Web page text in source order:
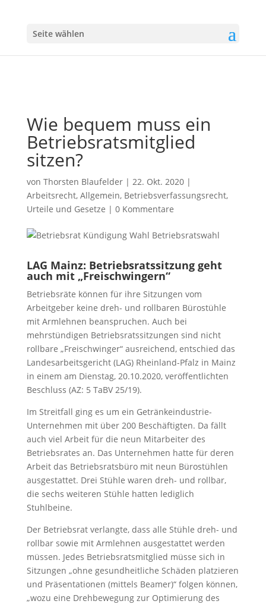
Seite wählen
Wie bequem muss ein
Betriebsratsmitglied
sitzen?
von Thorsten Blaufelder| 22. Okt. 2020|
Arbeitsrecht, Allgemein, Betriebsverfassungsrecht,
Urteile und Gesetze | 0 Kommentare
LAG Mainz: Betriebsratssitzung geht
auch mit „Freischwingern“
Betriebsräte können für ihre Sitzungen vom
Arbeitgeber keine dreh- und rollbaren Bürostühle
mit Armlehnen beanspruchen. Auch bei
mehrstündigen Betriebsratssitzungen sind nicht
rollbare „Freischwinger“ ausreichend, entschied das
Landesarbeitsgericht (LAG) Rheinland-Pfalz in Mainz
in einem am Dienstag, 20.10.2020, veröffentlichten
Beschluss (AZ: 5 TaBV 25/19).
Im Streitfall ging es um ein Getränkeindustrie-
Unternehmen mit über 200 Beschäftigten. Da fällt
auch viel Arbeit für die neun Mitarbeiter des
Betriebsrates an. Das Unternehmen hatte für deren
Arbeit das Betriebsratsbüro mit neun Bürostühlen
ausgestattet. Drei Stühle waren dreh- und rollbar,
die sechs weiteren Stühle hatten lediglich
Stuhlbeine.
Der Betriebsrat verlangte, dass alle Stühle dreh- und
rollbar sowie mit Armlehnen ausgestattet werden
müssen. Jedes Betriebsratsmitglied müsse sich in
Sitzungen „ohne gesundheitliche Schäden platzieren
und Präsentationen (mittels Beamer)“ folgen können,
„wozu eine Drehbewegung zur Optimierung des